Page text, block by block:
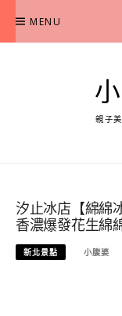
content
MENU
親子
汐止冰店【綿綿
香濃爆發花生綿
新北景點 小腹婆